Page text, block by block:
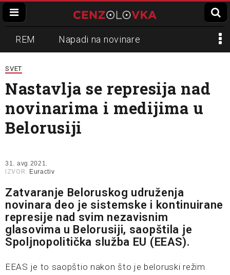
REM Napadi na novinare
Zvučni top
Propaganda Lokalni mediji
Informer Slavko Ćuruvija
SVET
Nastavlja se represija nad
novinarima i medijima u
Belorusiji
31. avg 2021.
IZVOR: Euractiv
Zatvaranje Beloruskog udruženja
novinara deo je sistemske i kontinuirane
represije nad svim nezavisnim
glasovima u Belorusiji, saopštila je
Spoljnopolitička služba EU (EEAS).
EEAS je to saopštio nakon što je beloruski režim